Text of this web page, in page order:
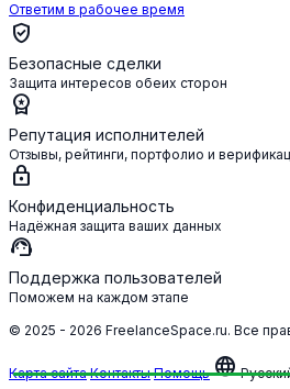
Ответим в рабочее время
verified_user
Безопасные сделки
Защита интересов обеих сторон
workspace_premium
Репутация исполнителей
Отзывы, рейтинги, портфолио и
lock
Конфиденциальность
Надёжная защита ваших данных
support_agent
Поддержка пользователей
Поможем на каждом этапе
© 2025 - 2026 FreelanceSpace.ru. Все
Карта сайта Контакты Помощь language